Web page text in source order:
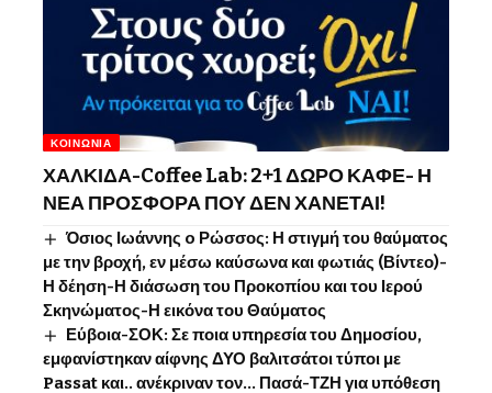
ΚΟΙΝΩΝΊΑ
ΧΑΛΚΙΔΑ-Coffee Lab: 2+1 ΔΩΡΟ ΚΑΦΕ- Η
ΝΕΑ ΠΡΟΣΦΟΡΑ ΠΟΥ ΔΕΝ ΧΑΝΕΤΑΙ!
Όσιος Ιωάννης o Ρώσσος: Η στιγμή του θαύματος
με την βροχή, εν μέσω καύσωνα και φωτιάς (Βίντεο)-
Η δέηση-Η διάσωση του Προκοπίου και του Ιερού
Σκηνώματος-Η εικόνα του Θαύματος
Εύβοια-ΣΟΚ: Σε ποια υπηρεσία του Δημοσίου,
εμφανίστηκαν αίφνης ΔΥΟ βαλιτσάτοι τύποι με
Passat και.. ανέκριναν τον… Πασά-ΤΖΗ για υπόθεση